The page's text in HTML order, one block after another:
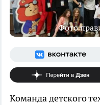
Фото
Команда детского